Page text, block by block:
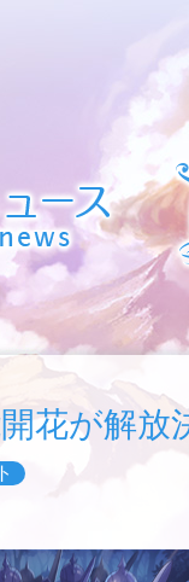
花が解放